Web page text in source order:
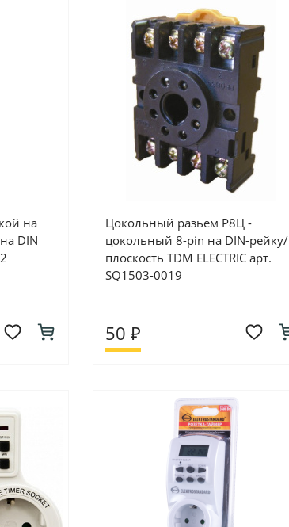
на
DIN
Цокольный разьем Р8Ц -
цокольный 8-pin на DIN-рейку/
плоскость TDM ELECTRIC арт.
SQ1503-0019
50 ₽